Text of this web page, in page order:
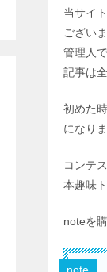
当サイ
ございま
管理人で
記事は
初めた
になり
コンテ
本趣味
noteを
note